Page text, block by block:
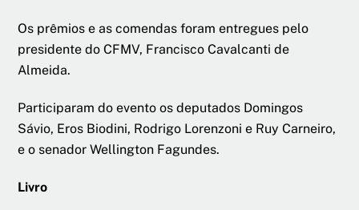
Os prêmios e as comendas foram entregues pelo
presidente do CFMV, Francisco Cavalcanti de
Almeida.
Participaram do evento os deputados Domingos
Sávio, Eros Biodini, Rodrigo Lorenzoni e Ruy Carneiro,
e o senador Wellington Fagundes.
Livro